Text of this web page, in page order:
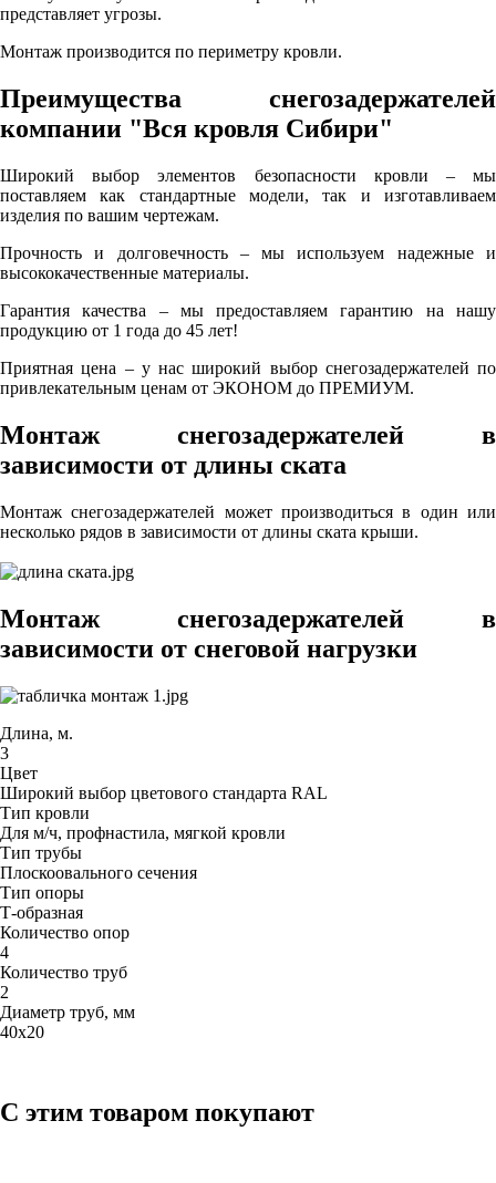
представляет угрозы.
Монтаж производится по периметру кровли.
Преимущества снегозадержателей
компании "Вся кровля Сибири"
Широкий выбор элементов безопасности кровли – мы
поставляем как стандартные модели, так и изготавливаем
изделия по вашим чертежам.
Прочность и долговечность – мы используем надежные и
высококачественные материалы.
Гарантия качества – мы предоставляем гарантию на нашу
продукцию от 1 года до 45 лет!
Приятная цена – у нас широкий выбор снегозадержателей по
привлекательным ценам от ЭКОНОМ до ПРЕМИУМ.
Монтаж снегозадержателей в
зависимости от длины ската
Монтаж снегозадержателей может производиться в один или
несколько рядов в зависимости от длины ската крыши.
Монтаж снегозадержателей в
зависимости от снеговой нагрузки
Длина, м.
3
Цвет
Широкий выбор цветового стандарта RAL
Тип кровли
Для м/ч, профнастила, мягкой кровли
Тип трубы
Плоскоовального сечения
Тип опоры
Т-образная
Количество опор
4
Количество труб
2
Диаметр труб, мм
40х20
С этим товаром покупают